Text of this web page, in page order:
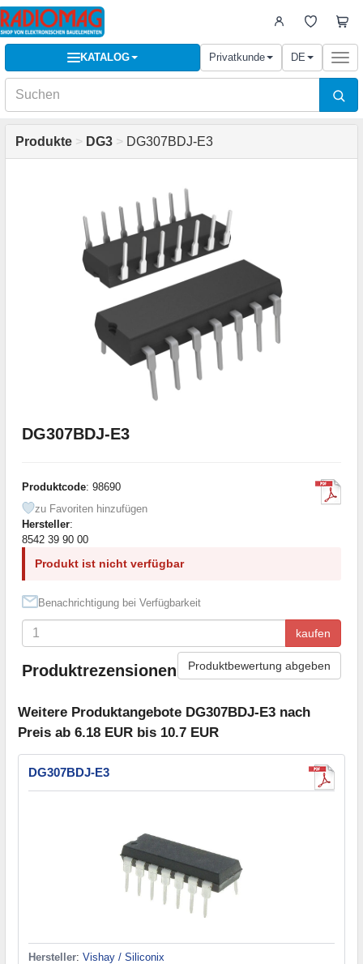
KATALOG Privatkunde DE
Produkte > DG3 > DG307BDJ-E3
DG307BDJ-E3
Produktcode: 98690
zu Favoriten hinzufügen
Hersteller:
8542 39 90 00
Produkt ist nicht verfügbar
Benachrichtigung bei Verfügbarkeit
kaufen
Produktrezensionen Produktbewertung abgeben
Weitere Produktangebote DG307BDJ-E3 nach
Preis ab 6.18 EUR bis 10.7 EUR
DG307BDJ-E3
Hersteller: Vishay / Siliconix